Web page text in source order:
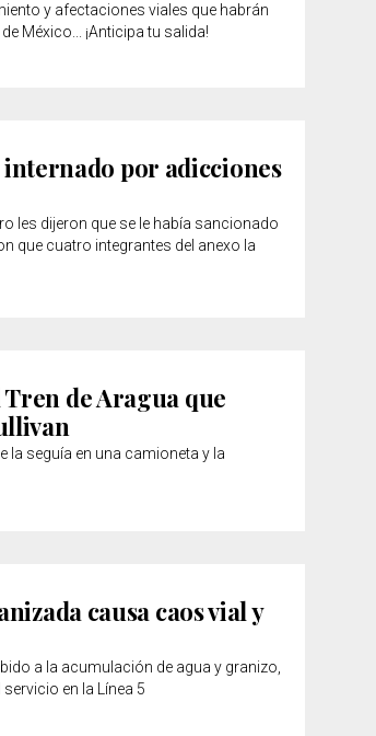
y afectaciones viales que habrán
México... ¡Anticipa tu salida!
internado por adicciones
les dijeron que se le había sancionado
que cuatro integrantes del anexo la
de Aragua que
la seguía en una camioneta y la
causa caos vial y
a la acumulación de agua y granizo,
en la Línea 5